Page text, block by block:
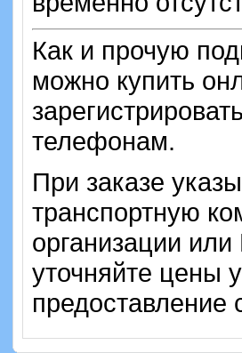
Как и прочую
можно купить
телефонам.
При заказе
транспортную
организации
уточняйте цены
предоставление